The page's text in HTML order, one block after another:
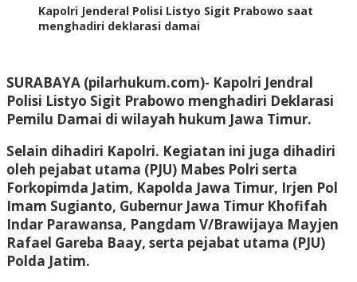
Kapolri Jenderal Polisi Listyo Sigit Prabowo saat
menghadiri deklarasi damai
SURABAYA (pilarhukum.com)- Kapolri Jendral
Polisi Listyo Sigit Prabowo menghadiri Deklarasi
Pemilu Damai di wilayah hukum Jawa Timur.
Selain dihadiri Kapolri. Kegiatan ini juga dihadiri
oleh pejabat utama (PJU) Mabes Polri serta
Forkopimda Jatim, Kapolda Jawa Timur, Irjen Pol
Imam Sugianto, Gubernur Jawa Timur Khofifah
Indar Parawansa, Pangdam V/Brawijaya Mayjen
Rafael Gareba Baay, serta pejabat utama (PJU)
Polda Jatim.